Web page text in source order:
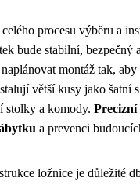
celého procesu výběru a
bude stabilní, bezpečný
montáž tak,
větší kusy jako šatní
stolky a komody. Precizní
a prevenci
ložnice je důležité